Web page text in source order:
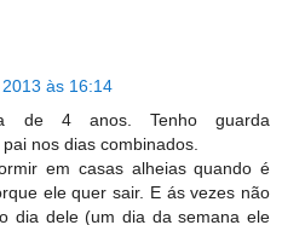
às 16:14
de 4 anos. Tenho guarda
nos dias combinados.
em casas alheias quando é
ele quer sair. E ás vezes não
dia dele (um dia da semana ele